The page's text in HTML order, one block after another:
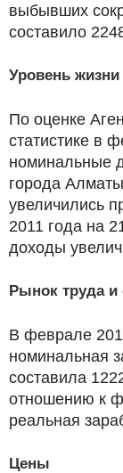
выбывших
составило
Уровень жизни
По оценке
статистике в
номинальные
города
увеличились
2011 года на
доходы
Рынок труда и
В феврале
номинальная
составила
отношению к
реальная
Цены